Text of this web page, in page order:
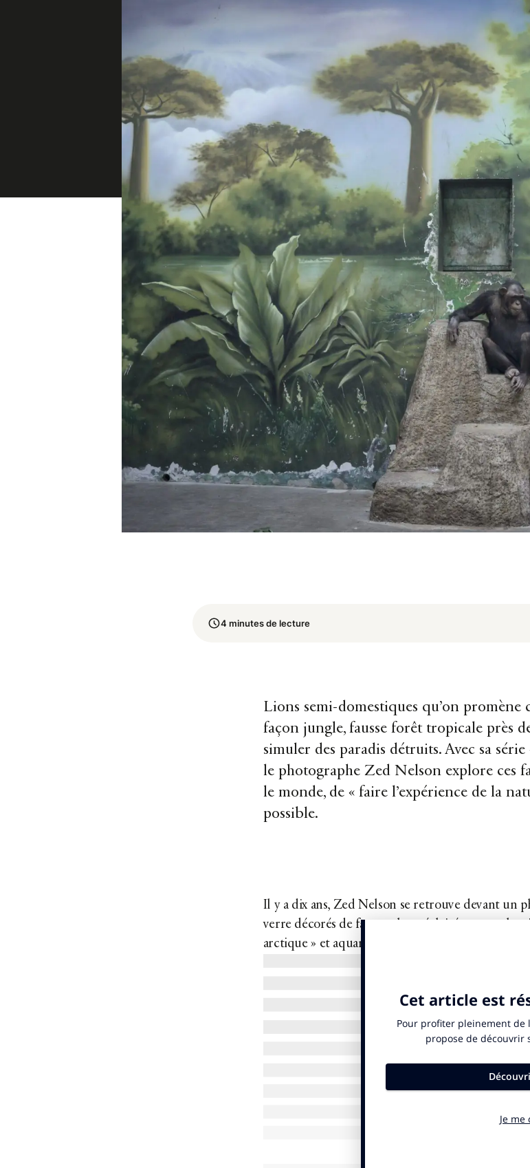
4 minutes de lecture
Lions semi-domestiques qu’on promène
façon jungle, fausse forêt tropicale près
simuler des paradis détruits. Avec sa
le photographe Zed Nelson explore ces
le monde, de « faire l’expérience de la
possible.
Il y a dix ans, Zed Nelson se retrouve devant un
verre décorés de fausse glace, éclairé par une
arctique » et aquarium situés dans l’extrême nord